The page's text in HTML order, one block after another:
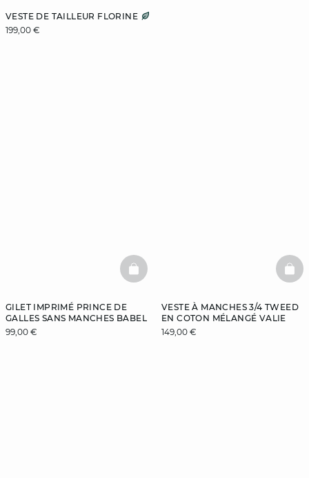
VESTE DE TAILLEUR FLORINE
199,00 €
GILET IMPRIMÉ PRINCE DE
GALLES SANS MANCHES BABEL
99,00 €
BASKETFULL
VESTE À MANCHES 3/4 TWEED
EN COTON MÉLANGÉ VALIE
149,00 €